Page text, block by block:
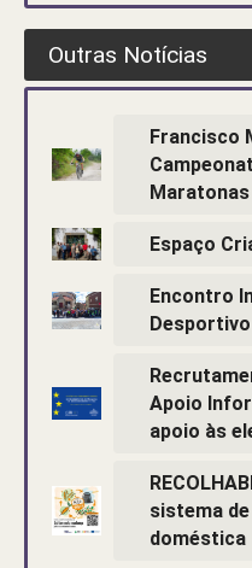
Outras Notícias
Francisco
Maratonas
Espaço
Encontro
Apoio
apoio às
sistema
doméstica